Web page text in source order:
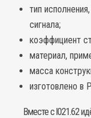
тип
сигнала;
коэффициент
материал,
масса
изготовлено в
Вместе с l021.62